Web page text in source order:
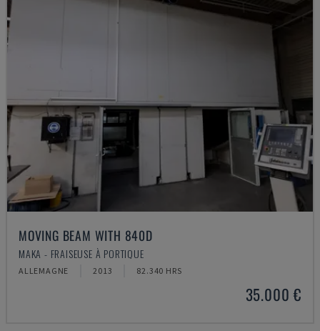
MOVING BEAM WITH 840D
MAKA - FRAISEUSE À PORTIQUE
ALLEMAGNE 2013 82.340 HRS
35.000 €